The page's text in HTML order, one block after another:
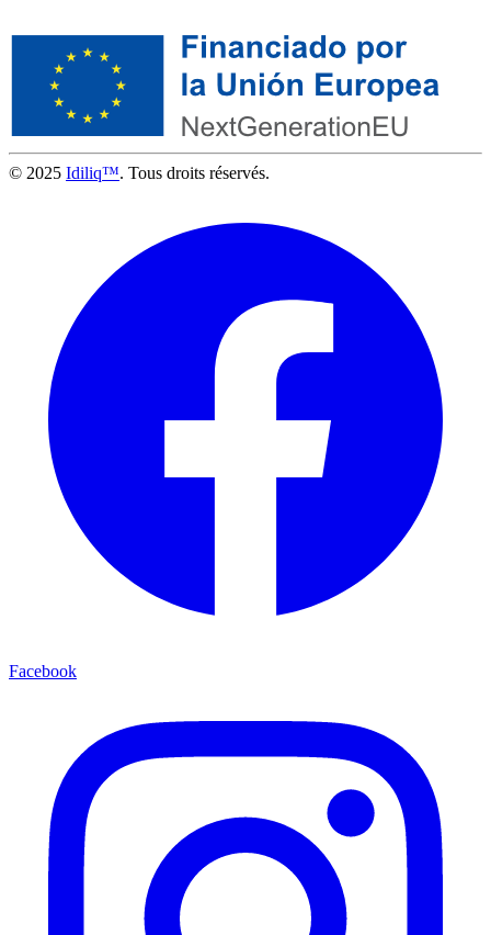
© 2025 Idiliq™. Tous droits réservés.
Facebook